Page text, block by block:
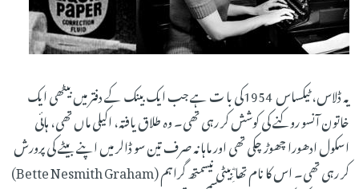
یہ ڈلاس، ٹیکساس 1954کی با ت ہے جب ایک بینک کے دفتر میں بیٹھی ایک
خاتون آنسو روکنے کی کوشش کر رہی تھی۔ وہ طلاق یافتہ، اکیلی ماں تھی، ہائی
اسکول ادھورا چھوڑ چکی تھی اور ماہانہ صرف تین سو ڈالر میں اپنے بیٹے کی پرورش
کر رہی تھی۔ اس کا نام تھا ِؓبِیٹی نیسمتھ گراہم (Bette Nesmith Graham)